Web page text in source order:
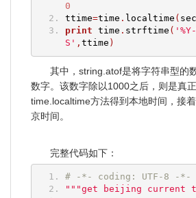
0
ttime=time . localtime (
print time . strftime ( '%Y-
S' , ttime )
其中，string.atof是将字符串型的
数字。该数字除以1000之后，则是真
time.localtime方法得到本地时间，接
京时间。
完整代码如下：
# -*- coding: UTF-8 -*-
"""get beijing current